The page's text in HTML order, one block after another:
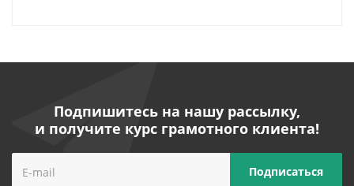
Подпишитесь на нашу рассылку,
и получите курс грамотного клиента!